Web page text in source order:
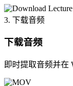
3. 下载音频
下载音频
即时提取音频并在